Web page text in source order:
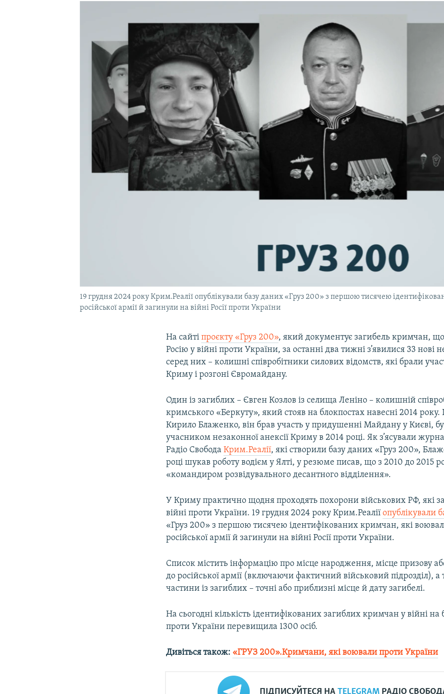
19 грудня 2024 року Крим.Реалії опублікували базу даних «Груз 200» з першою тисячею
російської армії й загинули на війні Росії проти України
На сайтіпроєкту «Груз 200», який документує загибель кримчан,
Росію у війні проти України, за останні два тижні з’явилися 33 нові
серед них – колишні співробітники силових відомств, які брали
Криму і розгоні Євромайдану.
Один із загиблих – Євген Козлов із селища Леніно – колишній
кримського «Беркуту», який стояв на блокпостах навесні 2014
Кирило Блаженко, він брав участь у придушенні Майдану у Києві,
учасником незаконної анексії Криму в 2014 році. Як з’ясували
Радіо СвободаКрим.Реалії, які створили базу даних «Груз 200»,
році шукав роботу водієм у Ялті, у резюме писав, що з 2010 до 2015
«командиром розвідувального десантного відділення».
У Криму практично щодня проходять похорони військових РФ, які
війні проти України. 19 грудня 2024 року Крим.Реаліїопублікували
«Груз 200» з першою тисячею ідентифікованих кримчан, які
російської армії й загинули на війні Росії проти України.
Список містить інформацію про місце народження, місце призову
до російської армії (включаючи фактичний військовий підрозділ), а
частини із загиблих – точні або приблизні місце й дату загибелі.
На сьогодні кількість ідентифікованих загиблих кримчан у війні на
проти України перевищила 1300 осіб.
Дивіться також: «ГРУЗ 200».Кримчани, які воювали проти України
ПІДПИСУЙТЕСЯ НАTELEGRAM РАДІО